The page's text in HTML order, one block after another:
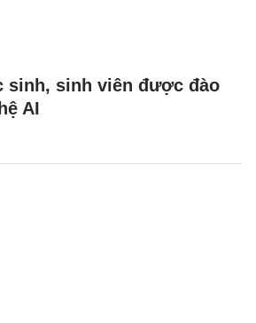
sinh, sinh viên được đào
AI